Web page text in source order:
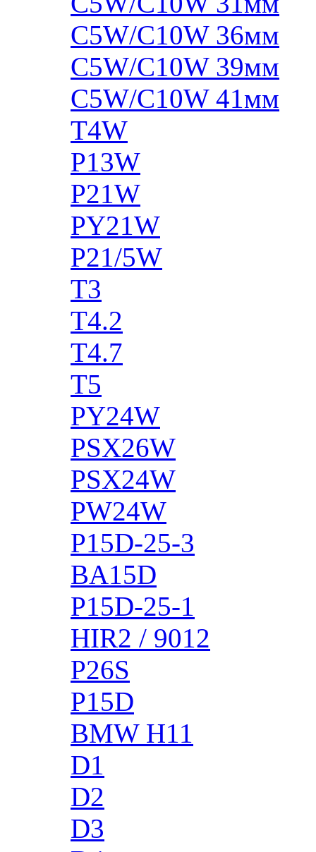
C5W/C10W 36мм
C5W/C10W 39мм
C5W/C10W 41мм
T4W
P13W
P21W
PY21W
P21/5W
T3
T4.2
T4.7
T5
PY24W
PSX26W
PSX24W
PW24W
P15D-25-3
BA15D
P15D-25-1
HIR2 / 9012
P26S
P15D
BMW H11
D1
D2
D3